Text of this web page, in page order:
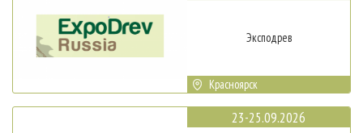
Эксподрев
Красноярск
23-25.09.2026